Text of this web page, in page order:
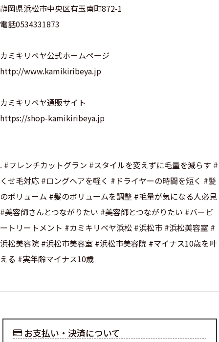
静岡県浜松市中央区有玉南町872-1
電話0534331873
カミキリベヤ公式ホームページ
http://www.kamikiribeya.jp
カミキリベヤ通販サイト
https://shop-kamikiribeya.jp
. #フレンチカットグラン #スタイルを変えずに毛量を減らす #
くせ毛対応 #ロングヘアを軽く #ドライヤーの時間を短く #髪
のボリューム #髪のボリュームを調整 #毛量が気になる人必見
#美容師さんとつながりたい #美容師とつながりたい #バービ
ートリートメント #カミキリベヤ浜松 #浜松市 #浜松美容室 #
浜松美容院 #浜松市美容室 #浜松市美容院 #マイナス10歳を叶
える #実年齢マイナス10歳
お支払い・決済について